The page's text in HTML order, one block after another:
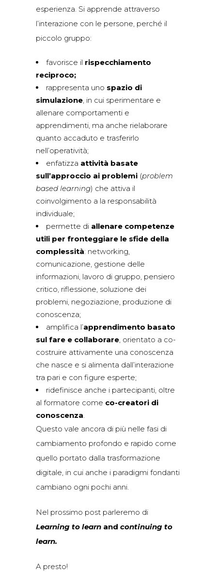
esperienza. Si apprende attraverso
l’interazione con le persone, perché il
piccolo gruppo:
favorisce il rispecchiamento
reciproco;
rappresenta uno spazio di
simulazione, in cui sperimentare e
allenare comportamenti e
apprendimenti, ma anche rielaborare
quanto accaduto e trasferirlo
nell’operatività;
enfatizza attività basate
sull’approccio ai problemi (problem
based learning) che attiva il
coinvolgimento a la responsabilità
individuale;
permette di allenare competenze
utili per fronteggiare le sfide della
complessità: networking,
comunicazione, gestione delle
informazioni, lavoro di gruppo, pensiero
critico, riflessione, soluzione dei
problemi, negoziazione, produzione di
conoscenza;
amplifica l’apprendimento basato
sul fare e collaborare, orientato a co-
costruire attivamente una conoscenza
che nasce e si alimenta dall’interazione
tra pari e con figure esperte;
ridefinisce anche i partecipanti, oltre
al formatore come co-creatori di
conoscenza.
Questo vale ancora di più nelle fasi di
cambiamento profondo e rapido come
quello portato dalla trasformazione
digitale, in cui anche i paradigmi fondanti
cambiano ogni pochi anni.
Nel prossimo post parleremo di
Learning to learn and continuing to
learn.
A presto!